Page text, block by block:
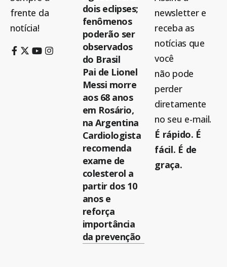
frente da
notícia!
dois eclipses;
fenômenos
poderão ser
observados
do Brasil
Pai de Lionel
Messi morre
aos 68 anos
em Rosário,
na Argentina
Cardiologista
recomenda
exame de
colesterol a
partir dos 10
anos e
reforça
importância
da prevenção
newsletter e
receba as
notícias que
você
não pode
perder
diretamente
no seu e-mail.
É rápido. É
fácil. É de
graça.